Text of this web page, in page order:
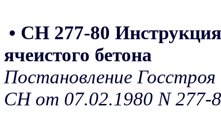
• СН 277-80
ячеистого бетона
Постановление
СН от 07.02.1980 N 277-